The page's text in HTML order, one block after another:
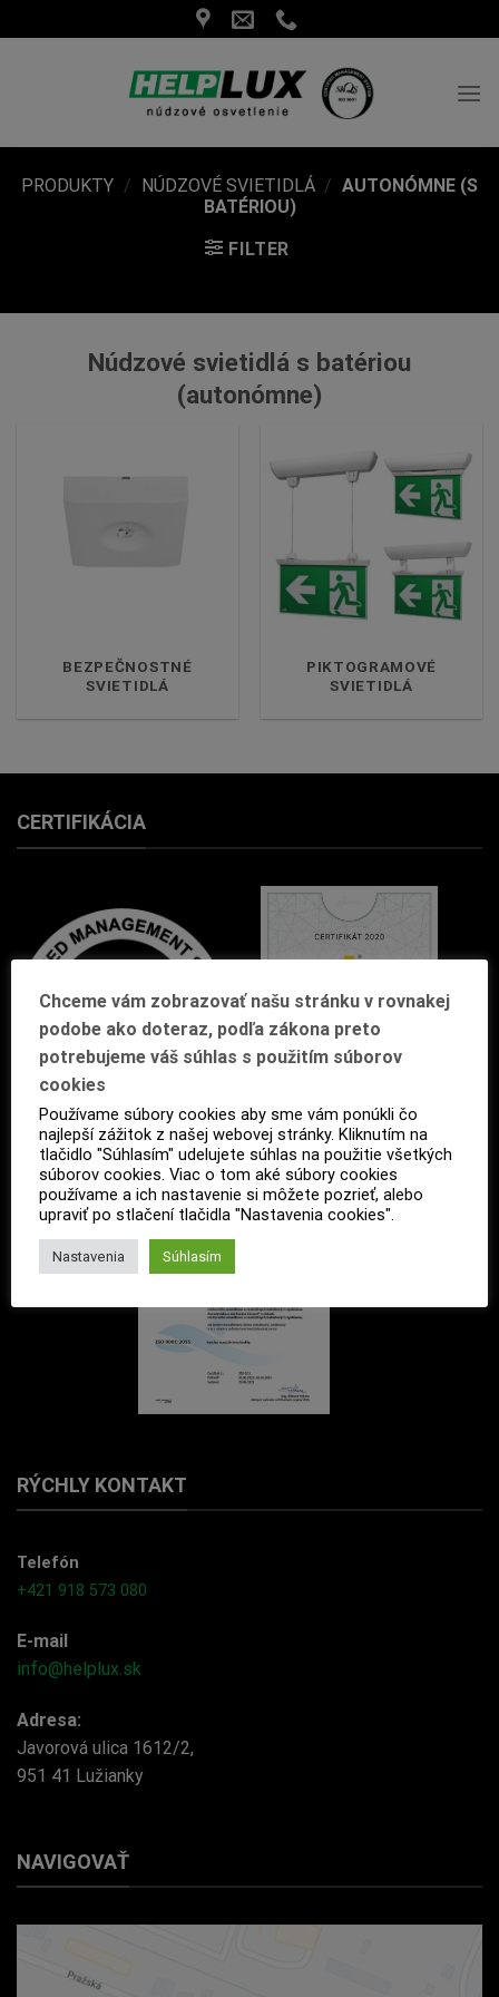
to
PRODUKTY / NÚDZOVÉ SVIETIDLÁ / AUTONÓMNE (S
BATÉRIOU)
FILTER
Núdzové svietidlá s batériou
(autonómne)
BEZPEČNOSTNÉ
SVIETIDLÁ
PIKTOGRAMOVÉ
SVIETIDLÁ
CERTIFIKÁCIA
RÝCHLY KONTAKT
Telefón
+421 918 573 080
E-mail
info@helplux.sk
Adresa:
Javorová ulica 1612/2,
951 41 Lužianky
NAVIGOVAŤ
Chceme vám zobrazovať našu stránku v rovnakej
podobe ako doteraz, podľa zákona preto
potrebujeme váš súhlas s použitím súborov
cookies
Používame súbory cookies aby sme vám ponúkli čo
najlepší zážitok z našej webovej stránky. Kliknutím na
tlačidlo "Súhlasím" udelujete súhlas na použitie všetkých
súborov cookies. Viac o tom aké súbory cookies
používame a ich nastavenie si môžete pozrieť, alebo
upraviť po stlačení tlačidla "Nastavenia cookies".
Nastavenia Súhlasím